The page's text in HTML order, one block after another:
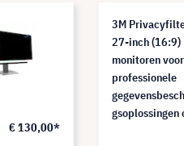
€ 130,00*
3M
27-inch (16:9)
monitoren voor
professionele
gsoplossingen